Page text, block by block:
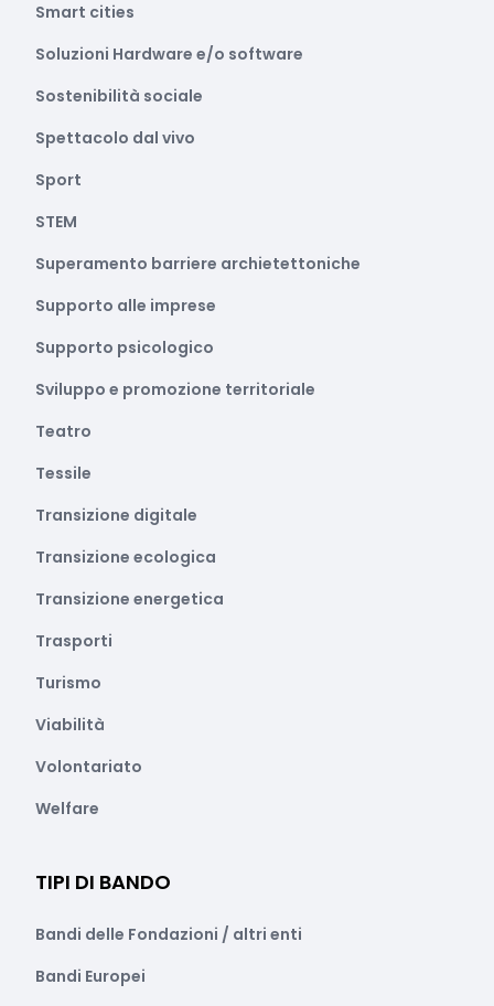
Smart cities
Soluzioni Hardware e/o software
Sostenibilità sociale
Spettacolo dal vivo
Sport
STEM
Superamento barriere archietettoniche
Supporto alle imprese
Supporto psicologico
Sviluppo e promozione territoriale
Teatro
Tessile
Transizione digitale
Transizione ecologica
Transizione energetica
Trasporti
Turismo
Viabilità
Volontariato
Welfare
TIPI DI BANDO
Bandi delle Fondazioni / altri enti
Bandi Europei